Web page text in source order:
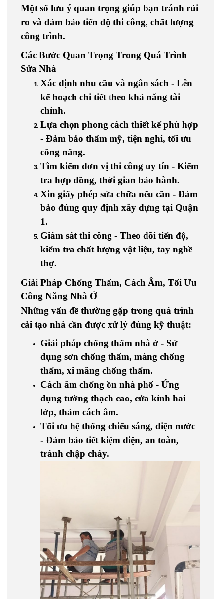
Một số lưu ý quan trọng giúp bạn tránh rủi
ro và đảm bảo tiến độ thi công, chất lượng
công trình.
Các Bước Quan Trọng Trong Quá Trình
Sửa Nhà
Xác định nhu cầu và ngân sách - Lên
kế hoạch chi tiết theo khả năng tài
chính.
Lựa chọn phong cách thiết kế phù hợp
- Đảm bảo thẩm mỹ, tiện nghi, tối ưu
công năng.
Tìm kiếm đơn vị thi công uy tín - Kiểm
tra hợp đồng, thời gian bảo hành.
Xin giấy phép sửa chữa nếu cần - Đảm
bảo đúng quy định xây dựng tại Quận
1.
Giám sát thi công - Theo dõi tiến độ,
kiểm tra chất lượng vật liệu, tay nghề
thợ.
Giải Pháp Chống Thấm, Cách Âm, Tối Ưu
Công Năng Nhà Ở
Những vấn đề thường gặp trong quá trình
cải tạo nhà cần được xử lý đúng kỹ thuật:
Giải pháp chống thấm nhà ở - Sử
dụng sơn chống thấm, màng chống
thấm, xi măng chống thấm.
Cách âm chống ồn nhà phố - Ứng
dụng tường thạch cao, cửa kính hai
lớp, thảm cách âm.
Tối ưu hệ thống chiếu sáng, điện nước
- Đảm bảo tiết kiệm điện, an toàn,
tránh chập cháy.